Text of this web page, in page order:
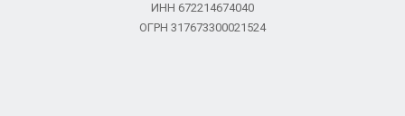
ИНН 672214674040
ОГРН 317673300021524